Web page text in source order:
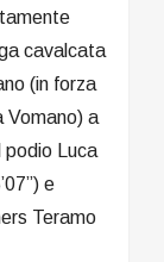
cavalcata
(in forza
Vomano) a
podio Luca
e
Teramo